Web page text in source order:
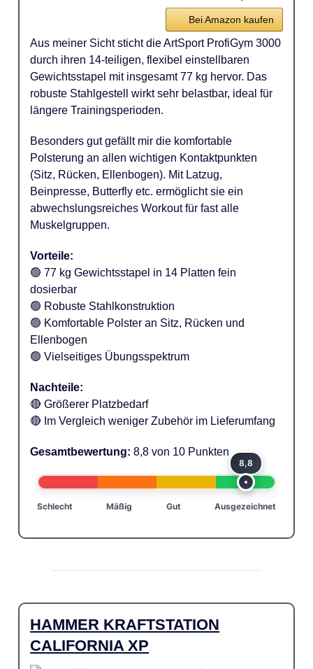
Bei Amazon kaufen
Aus meiner Sicht sticht die ArtSport ProfiGym 3000
durch ihren 14-teiligen, flexibel einstellbaren
Gewichtsstapel mit insgesamt 77 kg hervor. Das
robuste Stahlgestell wirkt sehr belastbar, ideal für
längere Trainingsperioden.
Besonders gut gefällt mir die komfortable
Polsterung an allen wichtigen Kontaktpunkten
(Sitz, Rücken, Ellenbogen). Mit Latzug,
Beinpresse, Butterfly etc. ermöglicht sie ein
abwechslungsreiches Workout für fast alle
Muskelgruppen.
Vorteile:
🟢 77 kg Gewichtsstapel in 14 Platten fein
dosierbar
🟢 Robuste Stahlkonstruktion
🟢 Komfortable Polster an Sitz, Rücken und
Ellenbogen
🟢 Vielseitiges Übungsspektrum
Nachteile:
🔴 Größerer Platzbedarf
🔴 Im Vergleich weniger Zubehör im Lieferumfang
Gesamtbewertung: 8,8 von 10 Punkten
8,8
Schlecht Mäßig Gut Ausgezeichnet
HAMMER KRAFTSTATION
CALIFORNIA XP